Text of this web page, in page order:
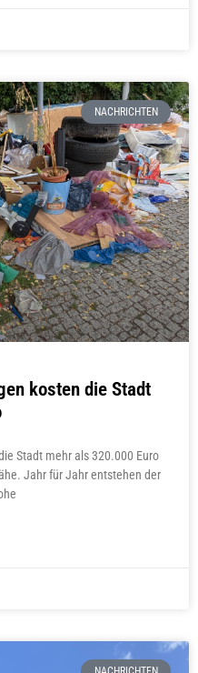
NACHRICHTEN
kosten die Stadt
Stadt mehr als 320.000 Euro
Jahr für Jahr entstehen der